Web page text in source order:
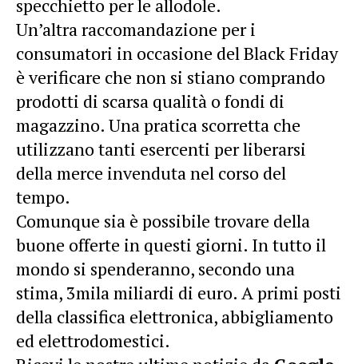
specchietto per le allodole.
Un’altra raccomandazione per i
consumatori in occasione del Black Friday
è verificare che non si stiano comprando
prodotti di scarsa qualità o fondi di
magazzino. Una pratica scorretta che
utilizzano tanti esercenti per liberarsi
della merce invenduta nel corso del
tempo.
Comunque sia è possibile trovare della
buone offerte in questi giorni. In tutto il
mondo si spenderanno, secondo una
stima, 3mila miliardi di euro. A primi posti
della classifica elettronica, abbigliamento
ed elettrodomestici.